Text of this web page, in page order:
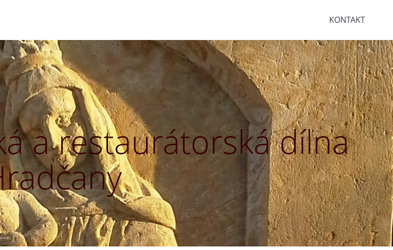
KONTAKT
a restaurátorská dílna